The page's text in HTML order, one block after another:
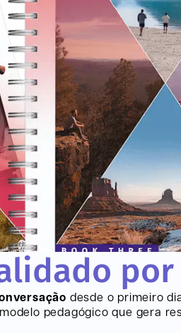
desde o primeiro
pedagógico que gera